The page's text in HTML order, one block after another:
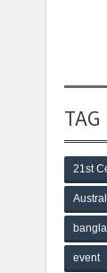
21st
event